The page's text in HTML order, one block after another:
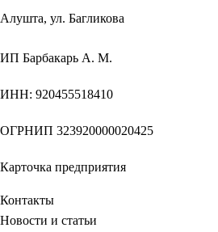
Алушта, ул. Багликова
ИП Барбакарь А. М.
ИНН: 920455518410
ОГРНИП 323920000020425
Карточка предприятия
Контакты
Новости и статьи